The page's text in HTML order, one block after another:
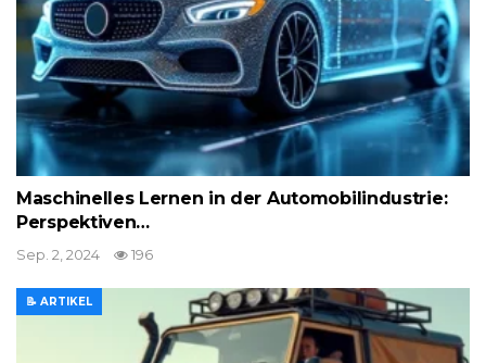
Maschinelles Lernen in der Automobilindustrie:
Perspektiven…
Sep. 2, 2024 196
📝 ARTIKEL